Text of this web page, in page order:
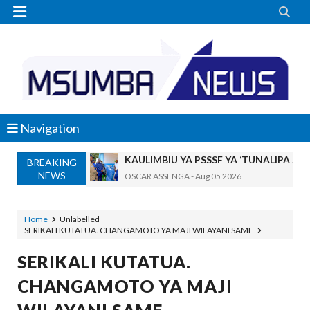
 
Navigation
BREAKING
NEWS
Aug 05 2026
WAKAGUZI WA MAFUTA WAIMARISHA
BARRICK NORTH MARA YAZIDI
MSUMBA-Aug 05 2026
NAIBU KATIBU MKUU UJENZI
Home
Unlabelled
SERIKALI KUTATUA. CHANGAMOTO YA MAJI WILAYANI SAME
SERIKALI KUTATUA.
CHANGAMOTO YA MAJI